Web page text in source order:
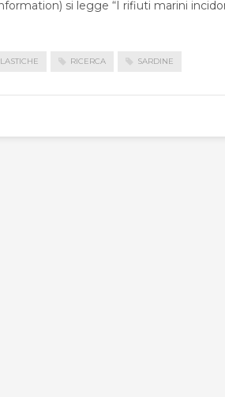
si legge “I rifiuti marini
RICERCA SARDINE